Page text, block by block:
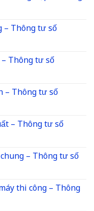
– Thông tư số
Thông tư số
– Thông tư số
– Thông tư số
– Thông tư số
thi công – Thông